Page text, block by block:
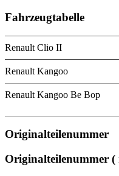
Fahrzeugtabelle
Renault Clio II
Renault Kangoo
Renault Kangoo Be Bop
Originalteilenummer
Originalteilenummer (